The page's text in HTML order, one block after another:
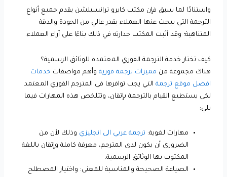
واستنادًا لما سبق فإن مكتب كايرو ترانسيلشن يقدم جميع أنواع
الترجمة التي يبحث عنها العملاء بقدر عالي من الجودة والدقة
المتناهية؛ وقد أثبت المكتب جدارته في ذلك بناءًا على آراء العملاء.
كيف تختار خدمة الترجمة الفوري المعتمدة للوثائق الرسمية؟
هناك مجموعة من مميزات ترجمة فورية وأهم مواصفات خدمات
افضل موقع ترجمة التي يجب توافرها في المترجم الفوري المعتمد
لكي يستطيع القيام بالترجمة بإتقان، وتتلخص هذه المهارات فيما
يلي:
مهارات لغوية: ترجمة عربي الى انجليزي وذلك لأن من
الضروري أن يكون لدى المترجم، معرفة كاملة وإتقان باللغة
المكتوب بها الوثائق الرسمية.
الصياغة الصحيحة والمناسبة للمعنى: واختيار المصطلح